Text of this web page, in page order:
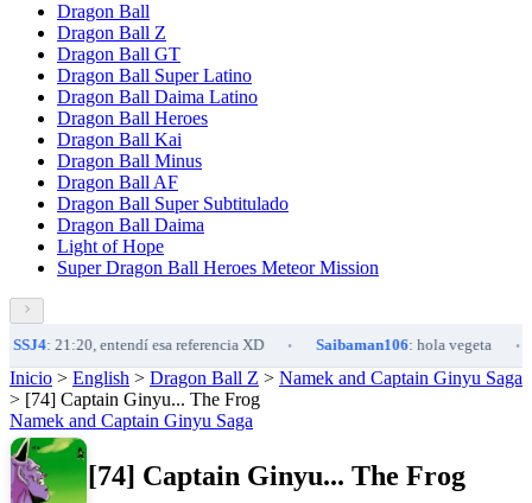
Dragon Ball
Dragon Ball Z
Dragon Ball GT
Dragon Ball Super Latino
Dragon Ball Daima Latino
Dragon Ball Heroes
Dragon Ball Kai
Dragon Ball Minus
Dragon Ball AF
Dragon Ball Super Subtitulado
Dragon Ball Daima
Light of Hope
Super Dragon Ball Heroes Meteor Mission
: 21:20, entendí esa referencia XD • Saibaman106: hola vegeta •
Inicio > English > Dragon Ball Z > Namek and Captain Ginyu Saga
> [74] Captain Ginyu... The Frog
Namek and Captain Ginyu Saga
[74] Captain Ginyu... The Frog